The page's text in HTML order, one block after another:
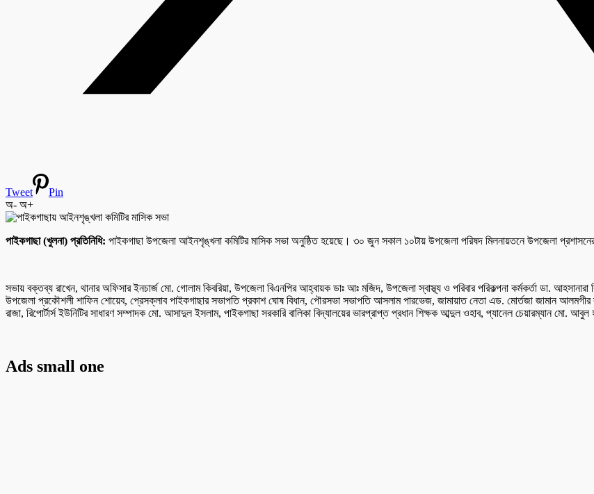
Tweet
Pin
অ- অ+
পাইকগাছা (খুলনা) প্রতিনিধি: পাইকগাছা উপজেলা আইনশৃঙ্খলা কমিটির মাসিক সভা অনুষ্ঠিত হয়েছে। ৩০ জুন সকাল ১০টায় উপজেলা পরিষদ মিলনায়তনে উপজেলা
সভায় বক্তব্য রাখেন, থানার অফিসার ইনচার্জ মো. গোলাম কিবরিয়া, উপজেলা বিএনপির আহ্বায়ক ডাঃ আঃ মজিদ, উপজেলা স্বাস্থ্য ও পরিবার পরিকল্পনা কর্মকর্তা ডা.
উপজেলা প্রকৌশলী শাফিন শোয়েব, প্রেসক্লাব পাইকগাছার সভাপতি প্রকাশ ঘোষ বিধান, পৌরসভা সভাপতি আসলাম পারভেজ, জামায়াত নেতা এড. মোর্তজা জামান আলমগীর
রাজা, রিপোর্টার্স ইউনিটির সাধারণ সম্পাদক মো. আসাদুল ইসলাম, পাইকগাছা সরকারি বালিকা বিদ্যালয়ের ভারপ্রাপ্ত প্রধান শিক্ষক আব্দুল ওহাব, প্যানেল চেয়ারম্যান মো. আবুল
Ads small one